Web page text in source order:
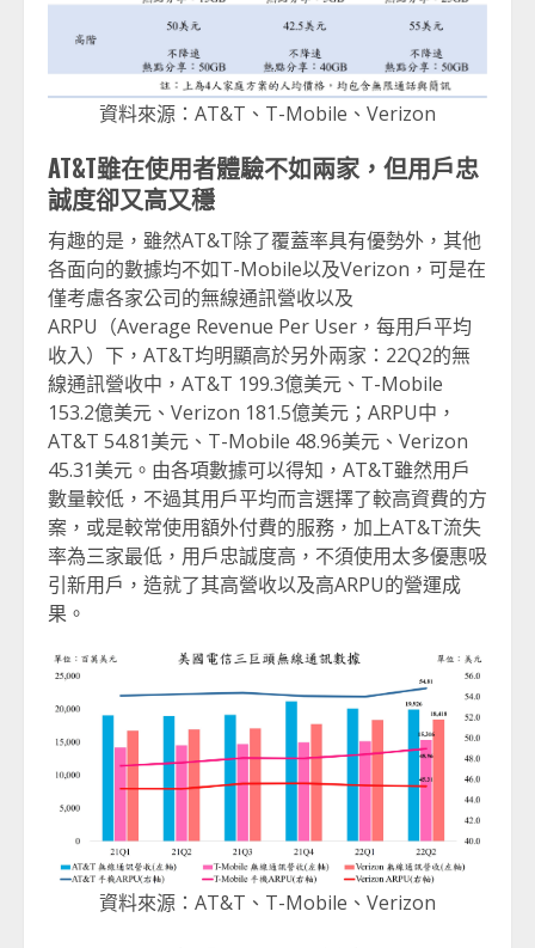
資料來源：AT&T、T-Mobile、Verizon
AT&T雖在使用者體驗不如兩家，但用戶忠
誠度卻又高又穩
有趣的是，雖然AT&T除了覆蓋率具有優勢外，其他
各面向的數據均不如T-Mobile以及Verizon，可是在
僅考慮各家公司的無線通訊營收以及
ARPU（Average Revenue Per User，每用戶平均
收入）下，AT&T均明顯高於另外兩家：22Q2的無
線通訊營收中，AT&T 199.3億美元、T-Mobile
153.2億美元、Verizon 181.5億美元；ARPU中，
AT&T 54.81美元、T-Mobile 48.96美元、Verizon
45.31美元。由各項數據可以得知，AT&T雖然用戶
數量較低，不過其用戶平均而言選擇了較高資費的方
案，或是較常使用額外付費的服務，加上AT&T流失
率為三家最低，用戶忠誠度高，不須使用太多優惠吸
引新用戶，造就了其高營收以及高ARPU的營運成
果。
資料來源：AT&T、T-Mobile、Verizon